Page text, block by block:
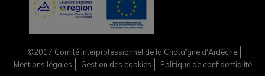
©2017 Comité Interprofessionnel de la Chataîgne d'Ardèche
Mentions légales
Gestion des cookies Politique de confidentialité